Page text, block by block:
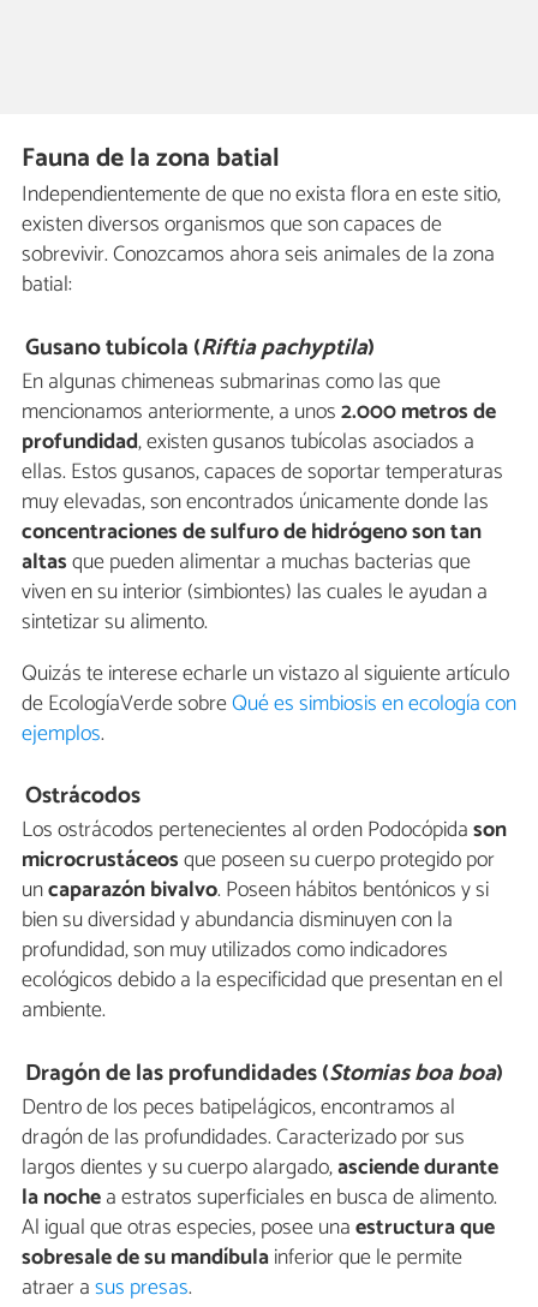
Fauna de la zona batial
Independientemente de que no exista flora en este sitio,
existen diversos organismos que son capaces de
sobrevivir. Conozcamos ahora seis animales de la zona
batial:
Gusano tubícola(Riftia pachyptila)
En algunas chimeneas submarinas como las que
mencionamos anteriormente, a unos2.000 metros de
profundidad, existen gusanos tubícolas asociados a
ellas. Estos gusanos, capaces de soportar temperaturas
muy elevadas, son encontrados únicamente donde las
concentraciones de sulfuro de hidrógeno son tan
altasque pueden alimentar a muchas bacterias que
viven en su interior (simbiontes) las cuales le ayudan a
sintetizar su alimento.
Quizás te interese echarle un vistazo al siguiente artículo
de EcologíaVerde sobreQué es simbiosis en ecología con
ejemplos.
Ostrácodos
Los ostrácodos pertenecientes al orden Podocópidason
microcrustáceosque poseen su cuerpo protegido por
uncaparazón bivalvo. Poseen hábitos bentónicos y si
bien su diversidad y abundancia disminuyen con la
profundidad, son muy utilizados como indicadores
ecológicos debido a la especificidad que presentan en el
ambiente.
Dragón de las profundidades (Stomias boa boa)
Dentro de los peces batipelágicos, encontramos al
dragón de las profundidades. Caracterizado por sus
largos dientes y su cuerpo alargado,asciende durante
la nochea estratos superficiales en busca de alimento.
Al igual que otras especies, posee unaestructura que
sobresale de su mandíbulainferior que le permite
atraer asus presas.